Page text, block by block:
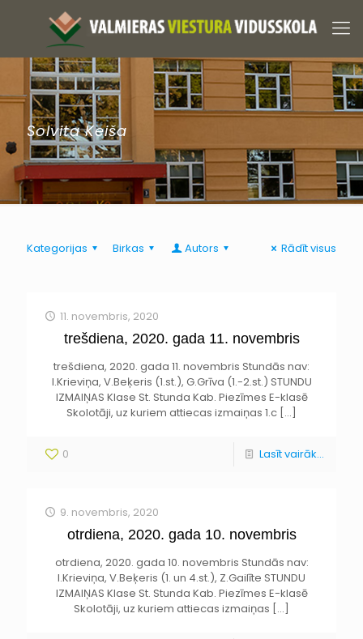
Solvita Keiša
Kategorijas Birkas Autors Rādīt visus
11. novembris, 2020
trešdiena, 2020. gada 11. novembris
trešdiena, 2020. gada 11. novembris Stundās nav:
I.Krieviņa, V.Beķeris (1.st.), G.Grīva (1.-2.st.) STUNDU
IZMAIŅAS Klase St. Stunda Kab. Piezīmes E-klasē
Skolotāji, uz kuriem attiecas izmaiņas 1.c […]
0 Lasīt vairāk...
9. novembris, 2020
otrdiena, 2020. gada 10. novembris
otrdiena, 2020. gada 10. novembris Stundās nav:
I.Krieviņa, V.Beķeris (1. un 4.st.), Z.Gailīte STUNDU
IZMAIŅAS Klase St. Stunda Kab. Piezīmes E-klasē
Skolotāji, uz kuriem attiecas izmaiņas […]